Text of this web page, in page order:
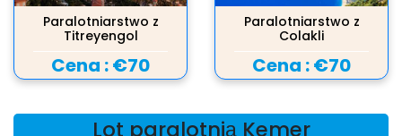
Paralotniarstwo z
Titreyengol
Cena :€70
Paralotniarstwo z
Colakli
Cena :€70
Lot paralotnią Kemer